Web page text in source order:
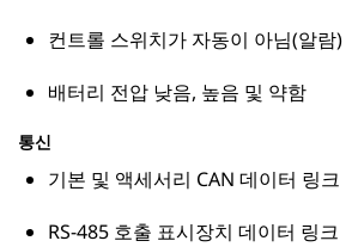
컨트롤 스위치가 자동이 아님(알람)
배터리 전압 낮음, 높음 및 약함
통신
기본 및 액세서리 CAN 데이터 링크
RS-485 호출 표시장치 데이터 링크